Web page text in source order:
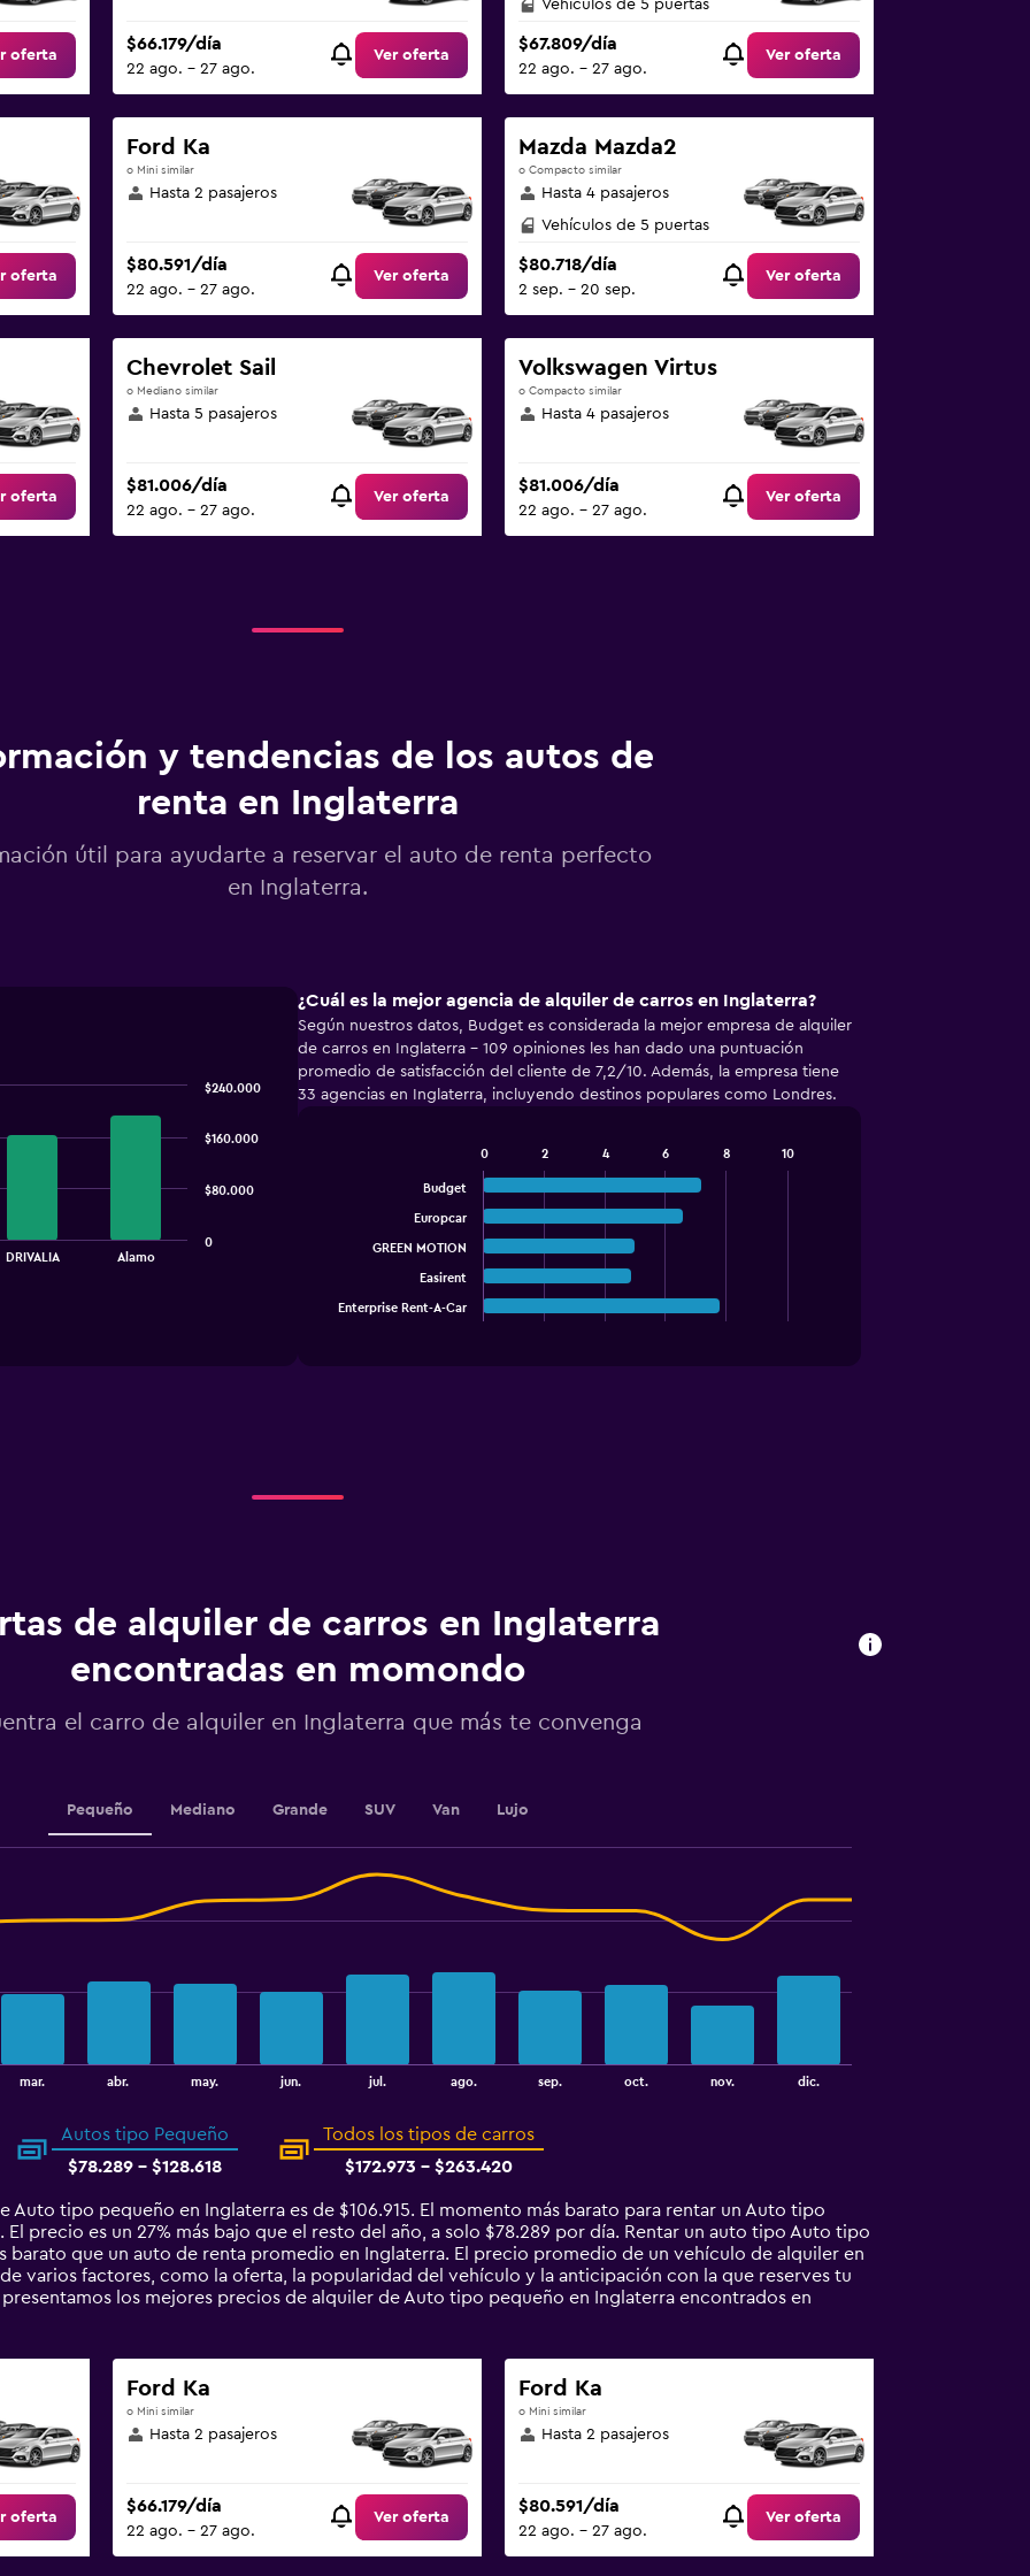
oferta
$66.179/día
22 ago. - 27 ago.
Ver oferta
Vehículos de 5 puertas
$67.809/día
22 ago. - 27 ago.
Ver oferta
oferta
Ford Ka
o Mini similar
Hasta 2 pasajeros
$80.591/día
22 ago. - 27 ago.
Ver oferta
Mazda Mazda2
o Compacto similar
Hasta 4 pasajeros
Vehículos de 5 puertas
$80.718/día
2 sep. - 20 sep.
Ver oferta
oferta
Chevrolet Sail
o Mediano similar
Hasta 5 pasajeros
$81.006/día
22 ago. - 27 ago.
Ver oferta
Volkswagen Virtus
o Compacto similar
Hasta 4 pasajeros
$81.006/día
22 ago. - 27 ago.
Ver oferta
y tendencias de los autos de
renta en Inglaterra
útil para ayudarte a reservar el auto de renta perfecto
en Inglaterra.
DRIVALIA Alamo
0
$80.000
$160.000
$240.000
¿Cuál es la mejor agencia de alquiler de carros en Inglaterra?
Según nuestros datos, Budget es considerada la mejor empresa de alquiler
de carros en Inglaterra - 109 opiniones les han dado una puntuación
promedio de satisfacción del cliente de 7,2/10. Además, la empresa tiene
33 agencias en Inglaterra, incluyendo destinos populares como Londres.
chart
categories.
Y
axis
displaying
values.
0
Budget
Europcar
GREEN MOTION
Easirent
Enterprise Rent-A-Car
0 2 4 6 8 10
End
de alquiler de carros en Inglaterra
encontradas en momondo
el carro de alquiler en Inglaterra que más te convenga
Pequeño Mediano Grande SUV Van Lujo
mar. abr. may. jun. jul. ago. sep. oct. nov. dic.
Autos tipo Pequeño
$78.289 - $128.618
Todos los tipos de carros
$172.973 - $263.420
Auto tipo pequeño en Inglaterra es de $106.915. El momento más barato para rentar un Auto tipo
precio es un 27% más bajo que el resto del año, a solo $78.289 por día. Rentar un auto tipo Auto tipo
barato que un auto de renta promedio en Inglaterra. El precio promedio de un vehículo de alquiler en
varios factores, como la oferta, la popularidad del vehículo y la anticipación con la que reserves tu
los mejores precios de alquiler de Auto tipo pequeño en Inglaterra encontrados en
oferta
Ford Ka
o Mini similar
Hasta 2 pasajeros
$66.179/día
22 ago. - 27 ago.
Ver oferta
Ford Ka
o Mini similar
Hasta 2 pasajeros
$80.591/día
22 ago. - 27 ago.
Ver oferta